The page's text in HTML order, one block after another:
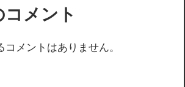
メント
メントはありません。